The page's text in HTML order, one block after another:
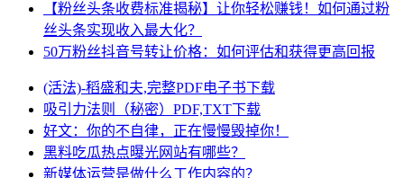
【粉丝头条收费标准揭秘】让你轻松赚钱！如何通过粉
丝头条实现收入最大化？
50万粉丝抖音号转让价格：如何评估和获得更高回报
(活法)-稻盛和夫,完整PDF电子书下载
吸引力法则（秘密）PDF,TXT下载
好文：你的不自律，正在慢慢毁掉你！
黑料吃瓜热点曝光网站有哪些？
新媒体运营是做什么工作内容的？